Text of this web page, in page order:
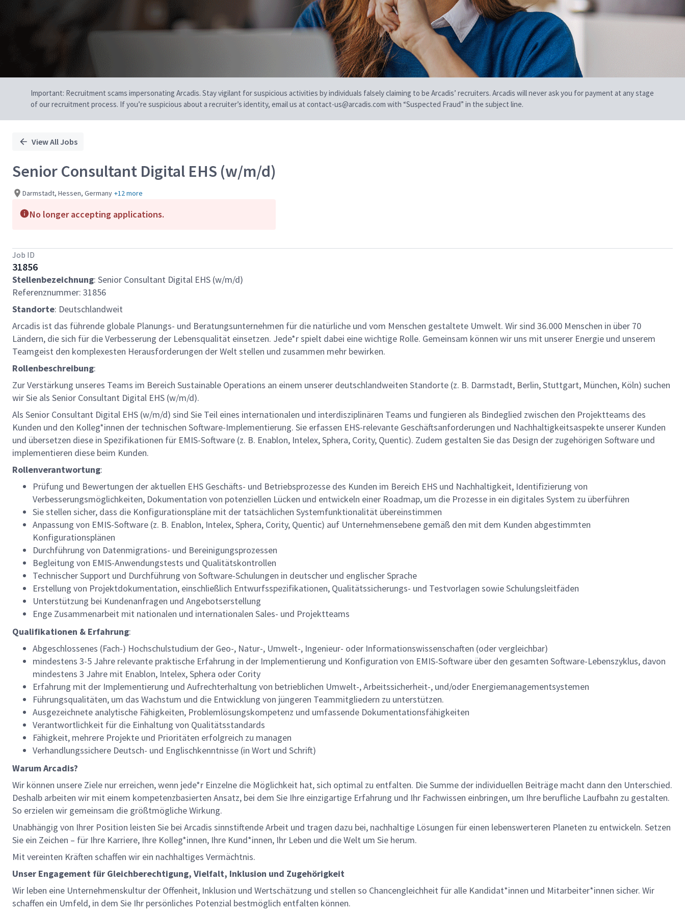
Important: Recruitment scams impersonating Arcadis. Stay vigilant for suspicious activities by individuals falsely claiming to be Arcadis’ recruiters. Arcadis will never ask you for payment at any stage
of our recruitment process. If you’re suspicious about a recruiter’s identity, email us at contact-us@arcadis.com with “Suspected Fraud” in the subject line.
View All Jobs
Senior Consultant Digital EHS (w/m/d)
Darmstadt, Hessen, Germany +12 more
No longer accepting applications.
Job ID
31856
Stellenbezeichnung: Senior Consultant Digital EHS (w/m/d)
Referenznummer: 31856
Standorte: Deutschlandweit
Arcadis ist das führende globale Planungs- und Beratungsunternehmen für die natürliche und vom Menschen gestaltete Umwelt. Wir sind 36.000 Menschen in über 70
Ländern, die sich für die Verbesserung der Lebensqualität einsetzen. Jede*r spielt dabei eine wichtige Rolle. Gemeinsam können wir uns mit unserer Energie und unserem
Teamgeist den komplexesten Herausforderungen der Welt stellen und zusammen mehr bewirken.
Rollenbeschreibung:
Zur Verstärkung unseres Teams im Bereich Sustainable Operations an einem unserer deutschlandweiten Standorte (z. B. Darmstadt, Berlin, Stuttgart, München, Köln) suchen
wir Sie als Senior Consultant Digital EHS (w/m/d).
Als Senior Consultant Digital EHS (w/m/d) sind Sie Teil eines internationalen und interdisziplinären Teams und fungieren als Bindeglied zwischen den Projektteams des
Kunden und den Kolleg*innen der technischen Software-Implementierung. Sie erfassen EHS-relevante Geschäftsanforderungen und Nachhaltigkeitsaspekte unserer Kunden
und übersetzen diese in Spezifikationen für EMIS-Software (z. B. Enablon, Intelex, Sphera, Cority, Quentic). Zudem gestalten Sie das Design der zugehörigen Software und
implementieren diese beim Kunden.
Rollenverantwortung:
Prüfung und Bewertungen der aktuellen EHS Geschäfts- und Betriebsprozesse des Kunden im Bereich EHS und Nachhaltigkeit, Identifizierung von
Verbesserungsmöglichkeiten, Dokumentation von potenziellen Lücken und entwickeln einer Roadmap, um die Prozesse in ein digitales System zu überführen
Sie stellen sicher, dass die Konfigurationspläne mit der tatsächlichen Systemfunktionalität übereinstimmen
Anpassung von EMIS-Software (z. B. Enablon, Intelex, Sphera, Cority, Quentic) auf Unternehmensebene gemäß den mit dem Kunden abgestimmten
Konfigurationsplänen
Durchführung von Datenmigrations- und Bereinigungsprozessen
Begleitung von EMIS-Anwendungstests und Qualitätskontrollen
Technischer Support und Durchführung von Software-Schulungen in deutscher und englischer Sprache
Erstellung von Projektdokumentation, einschließlich Entwurfsspezifikationen, Qualitätssicherungs- und Testvorlagen sowie Schulungsleitfäden
Unterstützung bei Kundenanfragen und Angebotserstellung
Enge Zusammenarbeit mit nationalen und internationalen Sales- und Projektteams
Qualifikationen & Erfahrung:
Abgeschlossenes (Fach-) Hochschulstudium der Geo-, Natur-, Umwelt-, Ingenieur- oder Informationswissenschaften (oder vergleichbar)
mindestens 3-5 Jahre relevante praktische Erfahrung in der Implementierung und Konfiguration von EMIS-Software über den gesamten Software-Lebenszyklus, davon
mindestens 3 Jahre mit Enablon, Intelex, Sphera oder Cority
Erfahrung mit der Implementierung und Aufrechterhaltung von betrieblichen Umwelt-, Arbeitssicherheit-, und/oder Energiemanagementsystemen
Führungsqualitäten, um das Wachstum und die Entwicklung von jüngeren Teammitgliedern zu unterstützen.
Ausgezeichnete analytische Fähigkeiten, Problemlösungskompetenz und umfassende Dokumentationsfähigkeiten
Verantwortlichkeit für die Einhaltung von Qualitätsstandards
Fähigkeit, mehrere Projekte und Prioritäten erfolgreich zu managen
Verhandlungssichere Deutsch- und Englischkenntnisse (in Wort und Schrift)
Warum Arcadis?
Wir können unsere Ziele nur erreichen, wenn jede*r Einzelne die Möglichkeit hat, sich optimal zu entfalten. Die Summe der individuellen Beiträge macht dann den Unterschied.
Deshalb arbeiten wir mit einem kompetenzbasierten Ansatz, bei dem Sie Ihre einzigartige Erfahrung und Ihr Fachwissen einbringen, um Ihre berufliche Laufbahn zu gestalten.
So erzielen wir gemeinsam die größtmögliche Wirkung.
Unabhängig von Ihrer Position leisten Sie bei Arcadis sinnstiftende Arbeit und tragen dazu bei, nachhaltige Lösungen für einen lebenswerteren Planeten zu entwickeln. Setzen
Sie ein Zeichen – für Ihre Karriere, Ihre Kolleg*innen, Ihre Kund*innen, Ihr Leben und die Welt um Sie herum.
Mit vereinten Kräften schaffen wir ein nachhaltiges Vermächtnis.
Unser Engagement für Gleichberechtigung, Vielfalt, Inklusion und Zugehörigkeit
Wir leben eine Unternehmenskultur der Offenheit, Inklusion und Wertschätzung und stellen so Chancengleichheit für alle Kandidat*innen und Mitarbeiter*innen sicher. Wir
schaffen ein Umfeld, in dem Sie Ihr persönliches Potenzial bestmöglich entfalten können.